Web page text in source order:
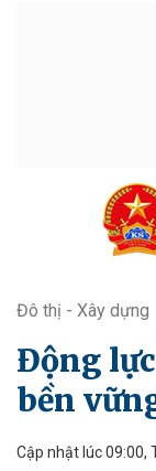
Đô thị - Xây dựng
Động
bền
Cập nhật lúc